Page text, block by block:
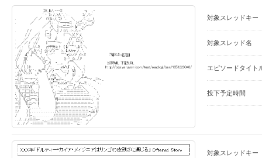
対象スレッドキー
対象スレッド名
エピソードタイト
投下予定時間
対象スレッドキー